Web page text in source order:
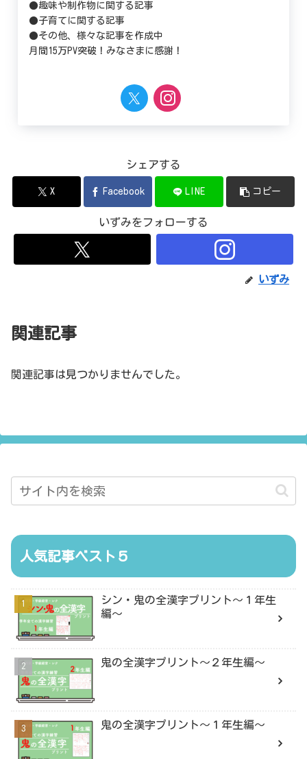
●趣味や制作物に関する記事
●子育てに関する記事
●その他、様々な記事を作成中
月間15万PV突破！みなさまに感謝！
シェアする
X Facebook LINE コピー
いずみをフォローする
いずみ
関連記事
関連記事は見つかりませんでした。
人気記事ベスト５
シン・鬼の全漢字プリント〜１年生
編〜
鬼の全漢字プリント〜２年生編〜
鬼の全漢字プリント〜１年生編〜